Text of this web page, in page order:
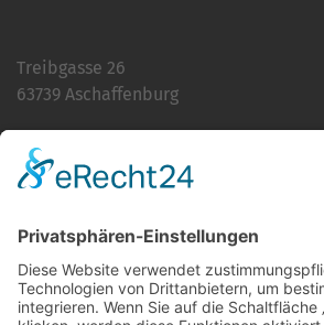
Treibgasse 26
63739 Aschaffenburg
E-Mailinfo@martinushaus.de